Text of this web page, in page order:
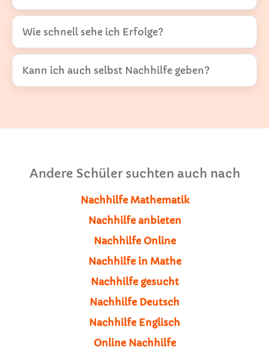
Wie schnell sehe ich Erfolge?
Kann ich auch selbst Nachhilfe geben?
Andere Schüler suchten auch nach
Nachhilfe Mathematik
Nachhilfe anbieten
Nachhilfe Online
Nachhilfe in Mathe
Nachhilfe gesucht
Nachhilfe Deutsch
Nachhilfe Englisch
Online Nachhilfe